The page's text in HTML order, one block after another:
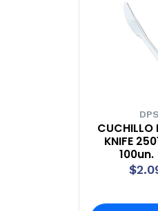
DPS
CUCHILLO
KNIFE
100un.